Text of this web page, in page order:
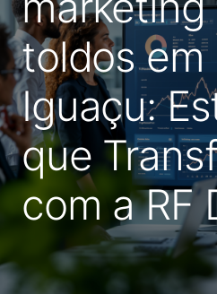
toldos em
Iguaçu:
que
com a RF